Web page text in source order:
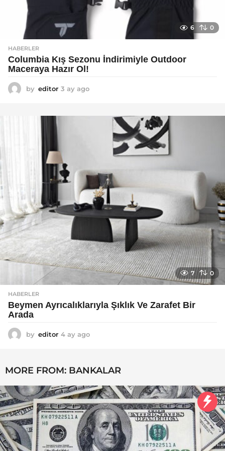
6 0
HABERLER
Columbia Kış Sezonu İndirimiyle Outdoor
Maceraya Hazır Ol!
by editor 3 ay ago
a
7 0
HABERLER
Beymen Ayrıcalıklarıyla Şıklık Ve Zarafet Bir
Arada
by editor 4 ay ago
g
MORE FROM: BANKALAR